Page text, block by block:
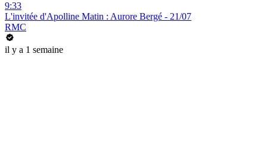
9:33
L'invitée d'Apolline Matin : Aurore Bergé - 21/07
RMC
il y a 1 semaine